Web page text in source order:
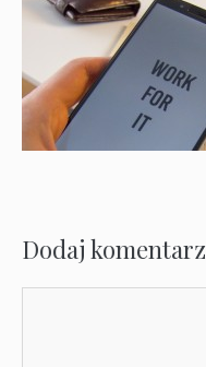
Dodaj komentarz